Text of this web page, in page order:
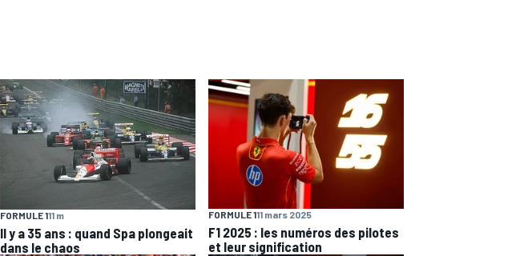
FORMULE 111 m
Il y a 35 ans : quand Spa plongeait
dans le chaos
FORMULE 111 mars 2025
F1 2025 : les numéros des pilotes
et leur signification